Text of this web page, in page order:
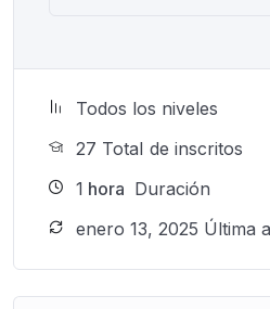
Todos los niveles
27 TotaI de inscritos
1 hora Duración
enero 13, 2025 Última